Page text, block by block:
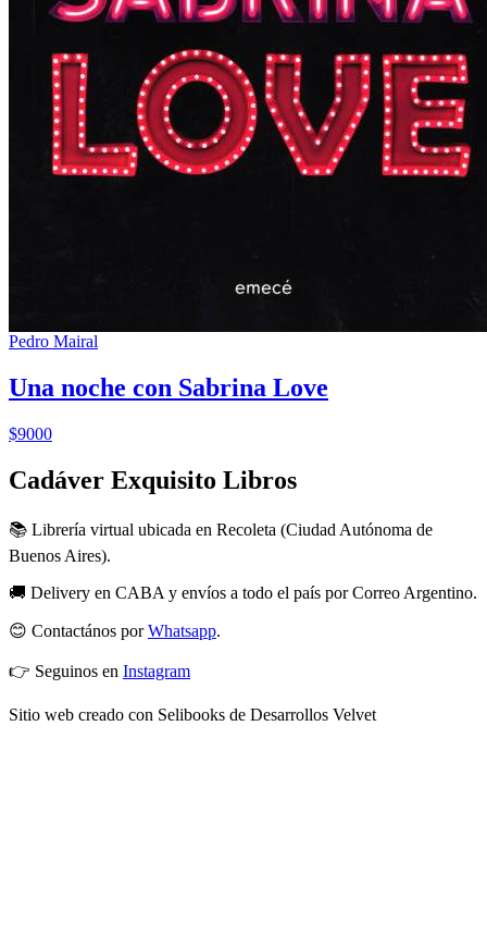
Pedro Mairal
Una noche con Sabrina Love
$9000
Cadáver Exquisito Libros
📚 Librería virtual ubicada en Recoleta (Ciudad Autónoma de
Buenos Aires).
🚚 Delivery en CABA y envíos a todo el país por Correo Argentino.
😊 Contactános porWhatsapp.
👉 Seguinos en Instagram
Sitio web creado con Selibooks de Desarrollos Velvet